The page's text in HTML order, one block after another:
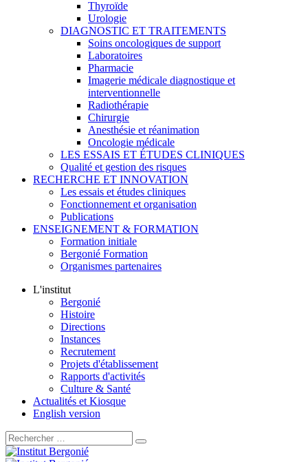
Thyroïde
Urologie
DIAGNOSTIC ET TRAITEMENTS
Soins oncologiques de support
Laboratoires
Pharmacie
Imagerie médicale diagnostique et
interventionnelle
Radiothérapie
Chirurgie
Anesthésie et réanimation
Oncologie médicale
LES ESSAIS ET ÉTUDES CLINIQUES
Qualité et gestion des risques
RECHERCHE ET INNOVATION
Les essais et études cliniques
Fonctionnement et organisation
Publications
ENSEIGNEMENT & FORMATION
Formation initiale
Bergonié Formation
Organismes partenaires
L'institut
Bergonié
Histoire
Directions
Instances
Recrutement
Projets d'établissement
Rapports d'activités
Culture & Santé
Actualités et Kiosque
English version
Rechercher :